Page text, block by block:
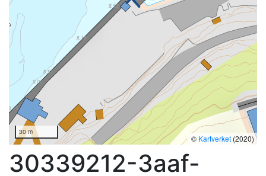
30 m
© Kartverket (2020)
30339212-3aaf-